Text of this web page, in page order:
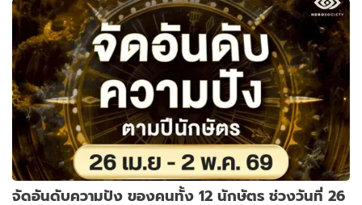
จัดอันดับความปัง ของคนทั้ง 12 นักษัตร ช่วงวันที่ 26